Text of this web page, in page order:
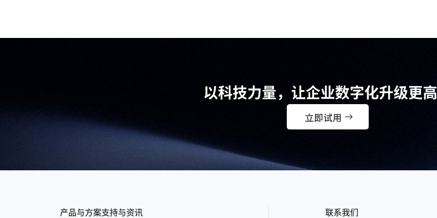
以科技力量，让企业数字化升级更
立即试用
产品与方案支持与资讯 联系我们